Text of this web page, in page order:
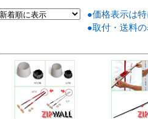
●価格表示は
●取付・送料の